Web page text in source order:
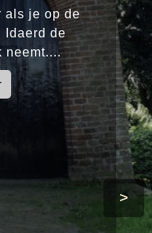
als je op de
Idaerd de
neemt....
>